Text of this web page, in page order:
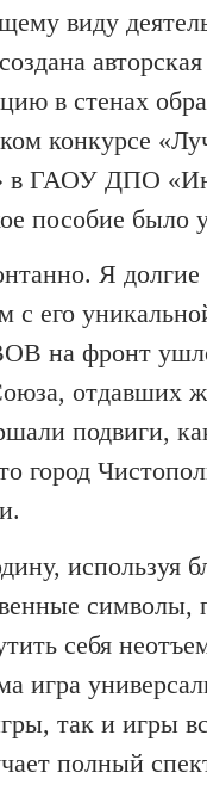
виду
в стенах
конкурсе
в ГАОУ ДПО
пособие
Я
с его
на фронт
отдавших
подвиги,
город
используя
себя
игра
так и игры
полный